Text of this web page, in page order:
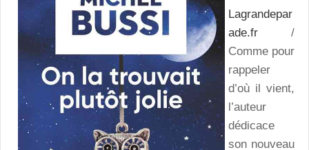
Lagrandepar
ade.fr /
Comme pour
rappeler
d’où il vient,
l’auteur
dédicace
son nouveau